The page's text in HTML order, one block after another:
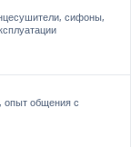
сифоны,
опыт общения с